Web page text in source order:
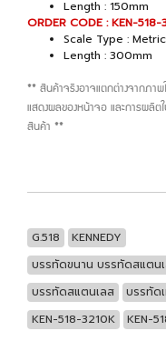
Length : 150mm
ORDER CODE : KEN-
Scale Type :
Length : 300mm
** สินค้าจริงอาจแตกต่างจากภา
แสดงผลของหน้าจอ และการผลิ
สินค้า **
G.518
KENNEDY
บรรทัดขนาน บรรทัดสแตน
บรรทัดสแตนเลส
บรรทัด
KEN-518-3210K
KEN-